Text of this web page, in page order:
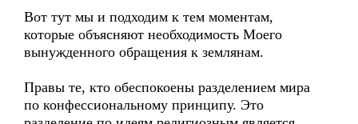
Вот тут мы и подходим к тем моментам,
которые объясняют необходимость Моего
вынужденного обращения к землянам.
Правы те, кто обеспокоены разделением мира
по конфессиональному принципу. Это